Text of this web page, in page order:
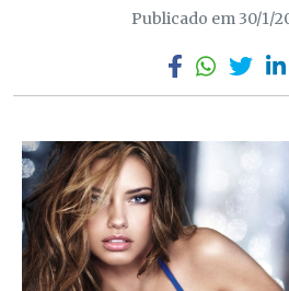
Publicado em 30/1/